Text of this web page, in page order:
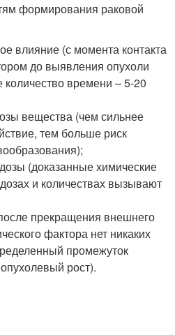
формирования раковой
влияние (с момента контакта
до выявления опухоли
времени – 5-20
вещества (чем сильнее
тем больше риск
(доказанные химические
и количествах вызывают
прекращения внешнего
фактора нет никаких
промежуток
рост).